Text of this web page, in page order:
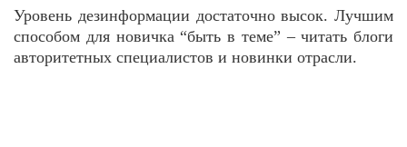
Уровень дезинформации достаточно высок. Лучшим
способом для новичка “быть в теме” – читать блоги
авторитетных специалистов и новинки отрасли.